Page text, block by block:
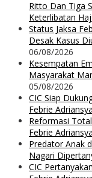
Ritto Dan Tiga
Keterlibatan
Status Jaksa
Desak Kasus
06/08/2026
Kesempatan
Masyarakat
05/08/2026
CIC Siap
Febrie
Reformasi
Febrie
Predator Anak
Nagari
CIC